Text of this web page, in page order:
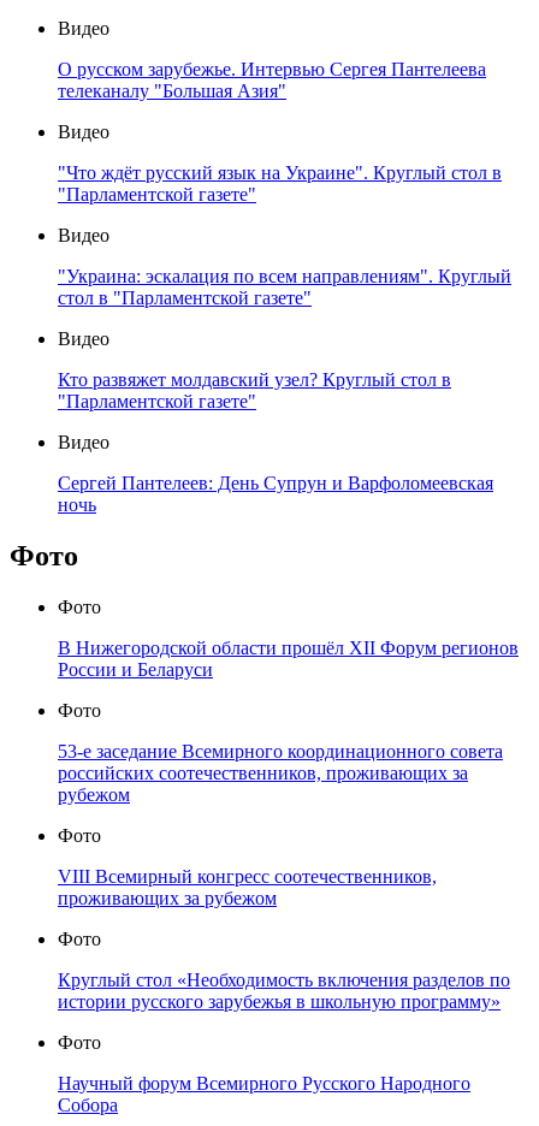
Видео
О русском зарубежье. Интервью Сергея Пантелеева
телеканалу "Большая Азия"
Видео
"Что ждёт русский язык на Украине". Круглый стол в
"Парламентской газете"
Видео
"Украина: эскалация по всем направлениям". Круглый
стол в "Парламентской газете"
Видео
Кто развяжет молдавский узел? Круглый стол в
"Парламентской газете"
Видео
Сергей Пантелеев: День Супрун и Варфоломеевская
ночь
Фото
Фото
В Нижегородской области прошёл XII Форум регионов
России и Беларуси
Фото
53-е заседание Всемирного координационного совета
российских соотечественников, проживающих за
рубежом
Фото
VIII Всемирный конгресс соотечественников,
проживающих за рубежом
Фото
Круглый стол «Необходимость включения разделов по
истории русского зарубежья в школьную программу»
Фото
Научный форум Всемирного Русского Народного
Собора